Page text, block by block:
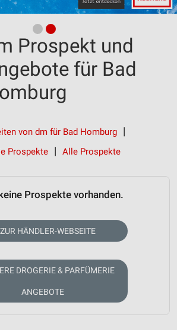
Prospekt und
für Bad
von dm für Bad Homburg
Prospekte
Alle Prospekte
Prospekte vorhanden.
ZUR HÄNDLER-WEBSEITE
DROGERIE & PARFÜMERIE
ANGEBOTE